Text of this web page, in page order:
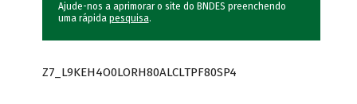
Ajude-nos a aprimorar o site do BNDES preenchendo
uma rápida pesquisa.
Z7_L9KEH4O0LORH80ALCLTPF80SP4